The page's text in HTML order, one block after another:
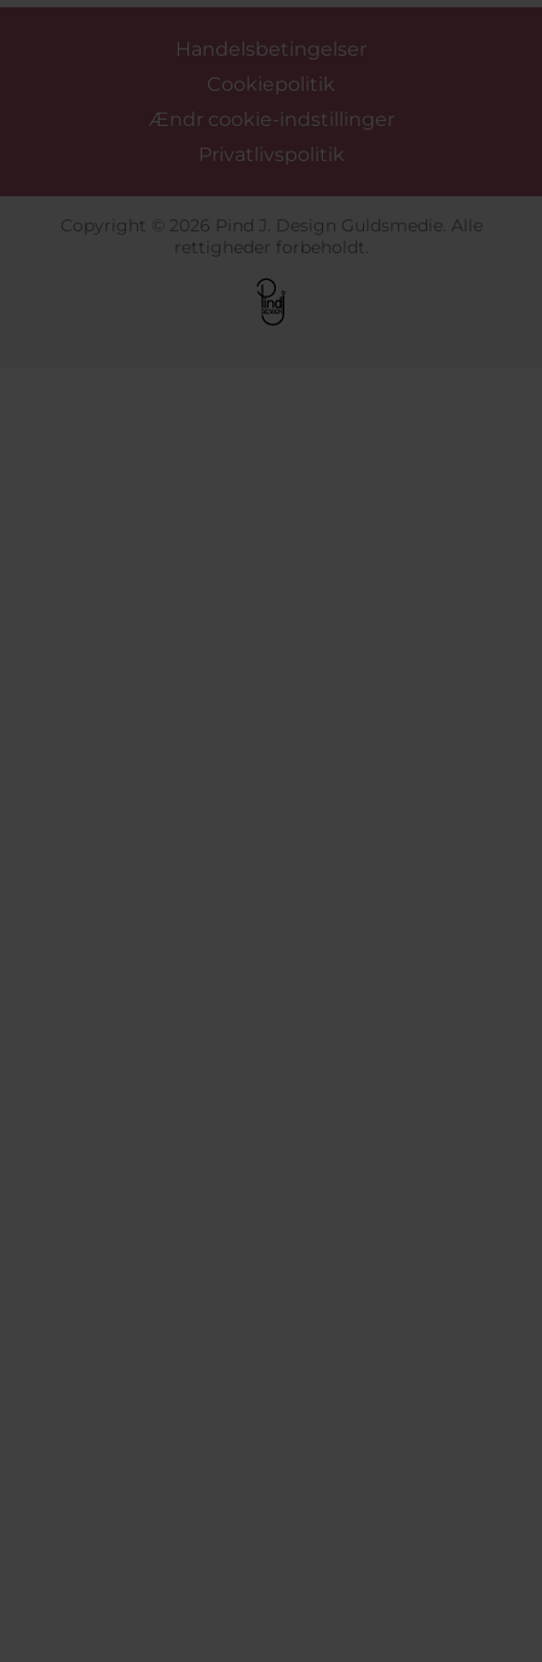
Handelsbetingelser
Cookiepolitik
Ændr cookie-indstillinger
Privatlivspolitik
Copyright © 2026 Pind J. Design Guldsmedie. Alle
rettigheder forbeholdt.